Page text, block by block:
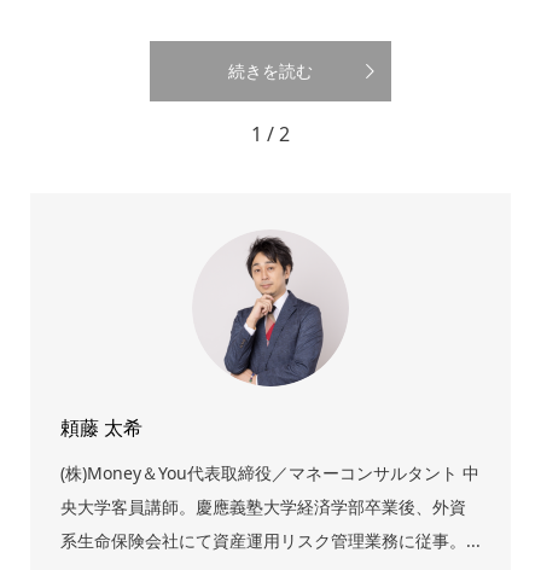
続きを読む
1 / 2
頼藤 太希
(株)Money＆You代表取締役／マネーコンサルタント 中
央大学客員講師。慶應義塾大学経済学部卒業後、外資
系生命保険会社にて資産運用リスク管理業務に従事。...